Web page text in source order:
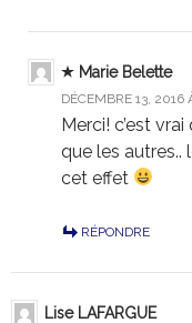
Marie Belette
DÉCEMBRE 13, 2016
Merci! c’est
que les autres..
cet effet
RÉPONDRE
Lise LAFARGUE